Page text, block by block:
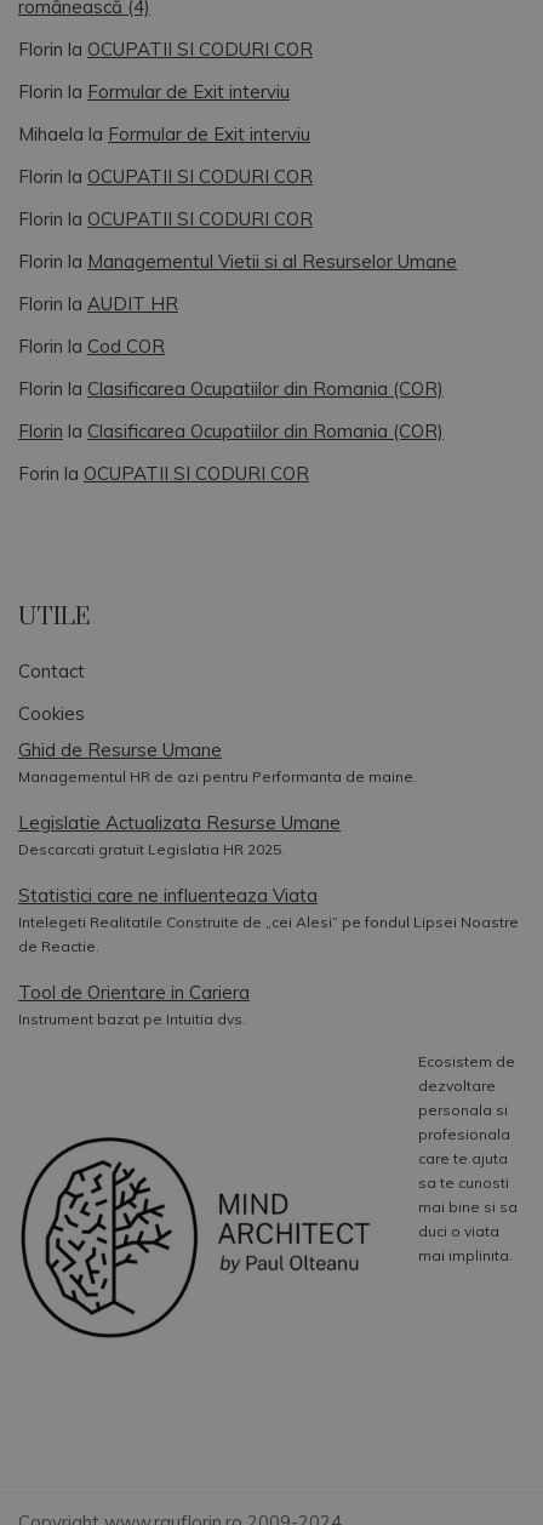
românească (4)
Florin la OCUPATII SI CODURI COR
Florin la Formular de Exit interviu
Mihaela la Formular de Exit interviu
Florin la OCUPATII SI CODURI COR
Florin la OCUPATII SI CODURI COR
Florin la Managementul Vietii si al Resurselor Umane
Florin la AUDIT HR
Florin la Cod COR
Florin la Clasificarea Ocupatiilor din Romania (COR)
Florin la Clasificarea Ocupatiilor din Romania (COR)
Forin la OCUPATII SI CODURI COR
UTILE
Contact
Cookies
Ghid de Resurse Umane
Managementul HR de azi pentru Performanta de maine.
Legislatie Actualizata Resurse Umane
Descarcati gratuit Legislatia HR 2025.
Statistici care ne influenteaza Viata
Intelegeti Realitatile Construite de „cei Alesi” pe fondul Lipsei Noastre
de Reactie.
Tool de Orientare in Cariera
Instrument bazat pe Intuitia dvs.
Ecosistem de
dezvoltare
personala si
profesionala
care te ajuta
sa te cunosti
mai bine si sa
duci o viata
mai implinita.